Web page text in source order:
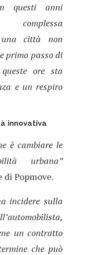
questi anni
una città non
primo passo di
ore sta
e un respiro
innovativa
è cambiare le
urbana”
Popmove.
incidere sulla
un contratto
che può